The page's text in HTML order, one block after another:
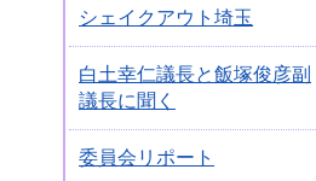
シェイクアウト埼玉
白土幸仁議長と飯塚俊彦副
議長に聞く
委員会リポート